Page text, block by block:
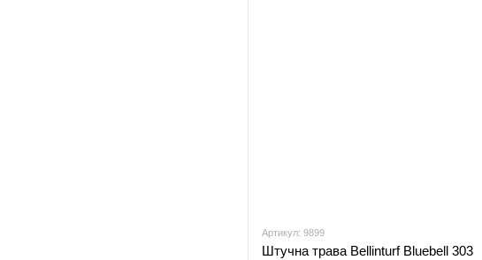
Артикул: 9899
Штучна трава Bellinturf Bluebell 303